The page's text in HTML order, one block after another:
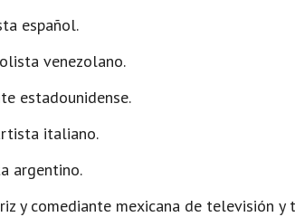
español.
venezolano.
estadounidense.
italiano.
argentino.
y comediante mexicana de televisión y